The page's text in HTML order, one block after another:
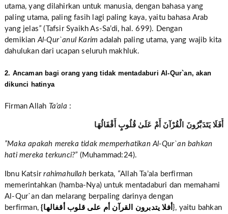
utama, yang dilahirkan untuk manusia, dengan bahasa yang
paling utama, paling fasih lagi paling kaya, yaitu bahasa Arab
yang jelas”(Tafsir Syaikh As-Sa’di, hal. 699). Dengan
demikianAl-Qur`anul Karim adalah paling utama, yang wajib kita
dahulukan dari ucapan seluruh makhluk.
2. Ancaman bagi orang yang tidak mentadaburi Al-Qur`an, akan
dikunci hatinya
Firman Allah Ta’ala :
أَفَلَا يَتَدَبَّرُونَ الْقُرْآنَ أَمْ عَلَىٰ قُلُوبٍ أَقْفَالُهَا
”Maka apakah mereka tidak memperhatikan Al-Qur`an bahkan
hati mereka terkunci?” (Muhammad:24).
Ibnu Katsirrahimahullah berkata, “Allah Ta’ala berfirman
memerintahkan (hamba-Nya) untuk mentadaburi dan memahami
Al-Qur`an dan melarang berpaling darinya dengan
berfirman, {أفلا يتدبرون القرآن أم على قلوب أقفالها }, yaitu bahkan